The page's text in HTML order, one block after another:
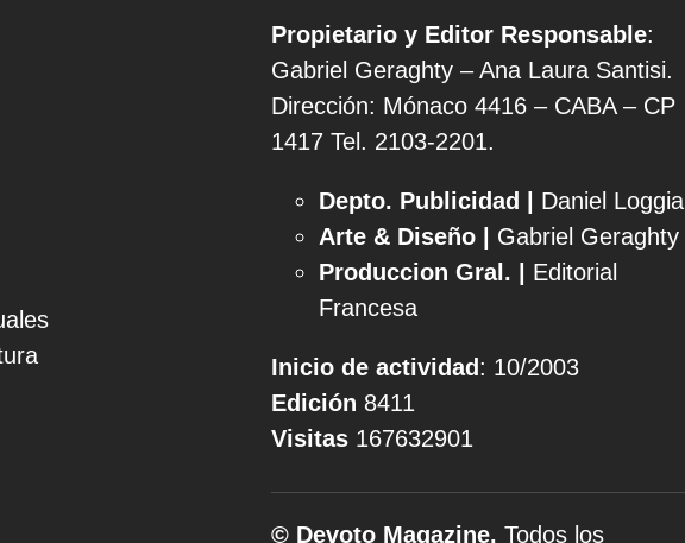
Propietario y Editor Responsable:
Gabriel Geraghty – Ana Laura Santisi.
Dirección: Mónaco 4416 – CABA – CP
1417 Tel. 2103-2201.
Depto. Publicidad |
Daniel Loggia
Arte & Diseño | Gabriel Geraghty
Produccion Gral. |
Editorial
Francesa
Inicio de actividad : 10/2003
Edición 8411
Visitas 167632901
© Devoto Magazine. Todos los